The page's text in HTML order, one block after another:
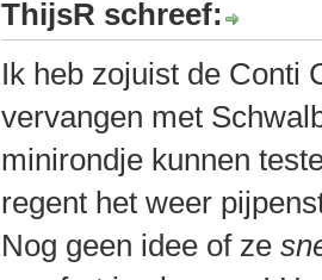
ThijsR schreef:
Ik heb zojuist de Conti
vervangen met
minirondje kunnen
regent het weer
Nog geen idee of ze